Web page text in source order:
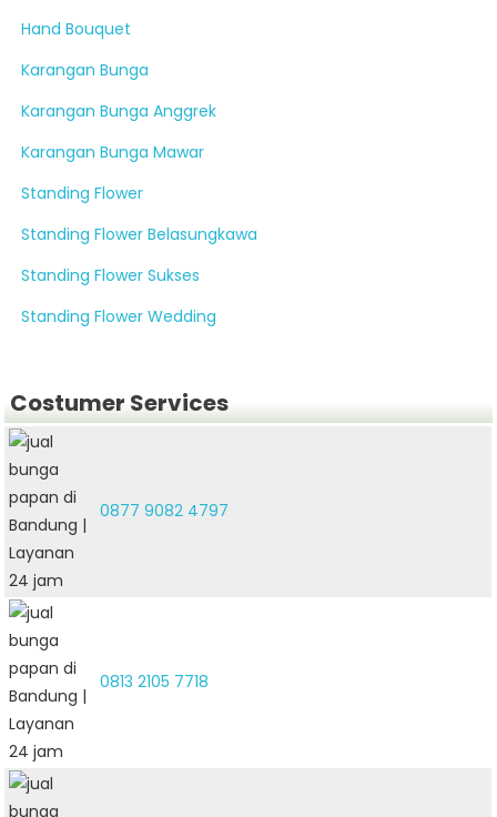
Hand Bouquet
Karangan Bunga
Karangan Bunga Anggrek
Karangan Bunga Mawar
Standing Flower
Standing Flower Belasungkawa
Standing Flower Sukses
Standing Flower Wedding
Costumer Services
0877 9082 4797
0813 2105 7718